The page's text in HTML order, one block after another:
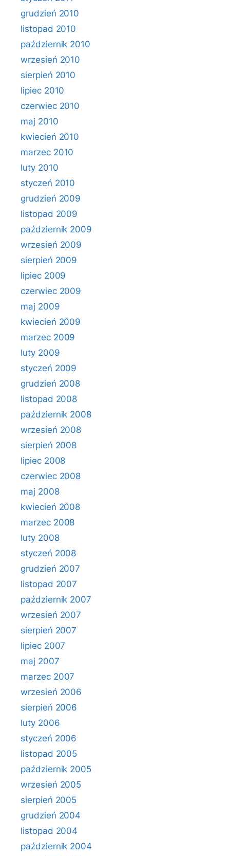
grudzień 2010
listopad 2010
październik 2010
wrzesień 2010
sierpień 2010
lipiec 2010
czerwiec 2010
maj 2010
kwiecień 2010
marzec 2010
luty 2010
styczeń 2010
grudzień 2009
listopad 2009
październik 2009
wrzesień 2009
sierpień 2009
lipiec 2009
czerwiec 2009
maj 2009
kwiecień 2009
marzec 2009
luty 2009
styczeń 2009
grudzień 2008
listopad 2008
październik 2008
wrzesień 2008
sierpień 2008
lipiec 2008
czerwiec 2008
maj 2008
kwiecień 2008
marzec 2008
luty 2008
styczeń 2008
grudzień 2007
listopad 2007
październik 2007
wrzesień 2007
sierpień 2007
lipiec 2007
maj 2007
marzec 2007
wrzesień 2006
sierpień 2006
luty 2006
styczeń 2006
listopad 2005
październik 2005
wrzesień 2005
sierpień 2005
grudzień 2004
listopad 2004
październik 2004